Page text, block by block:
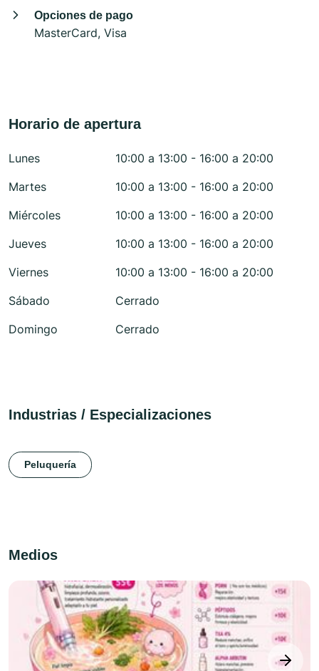
Opciones de pago
MasterCard, Visa
Horario de apertura
Lunes
10:00 a 13:00 - 16:00 a 20:00
Martes
10:00 a 13:00 - 16:00 a 20:00
Miércoles
10:00 a 13:00 - 16:00 a 20:00
Jueves
10:00 a 13:00 - 16:00 a 20:00
Viernes
10:00 a 13:00 - 16:00 a 20:00
Sábado
Cerrado
Domingo
Cerrado
Industrias / Especializaciones
Peluquería
Medios
next